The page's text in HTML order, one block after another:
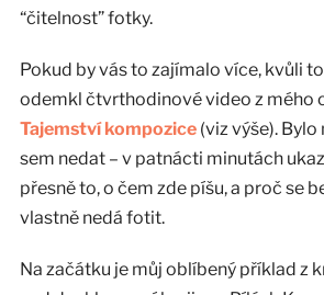
“čitelnost” fotky.
Pokud by vás to zajímalo více, kvůli
odemkl čtvrthodinové video z mého
Tajemství kompozice(viz výše).
sem nedat – v patnácti minutách
přesně to, o čem zde píšu, a proč se
vlastně nedá fotit.
Na začátku je můj oblíbený příklad z